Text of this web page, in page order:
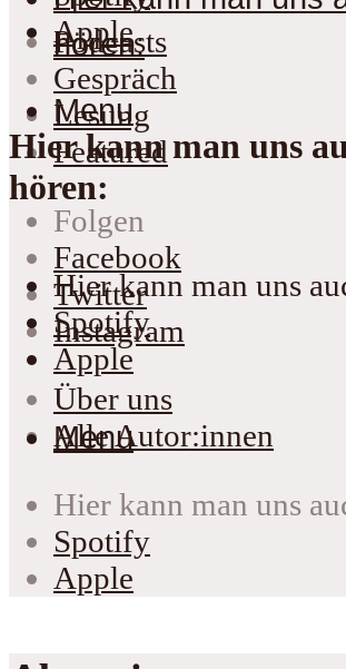
Apple
Menu
hören:
Hier kann man uns
hören:
Hier kann man uns
Spotify
Apple
Menu
Podcasts
Gespräch
Lesung
Featured
Folgen
Facebook
Twitter
Instagram
Über uns
Alle Autor:innen
Hier kann man uns
Spotify
Apple